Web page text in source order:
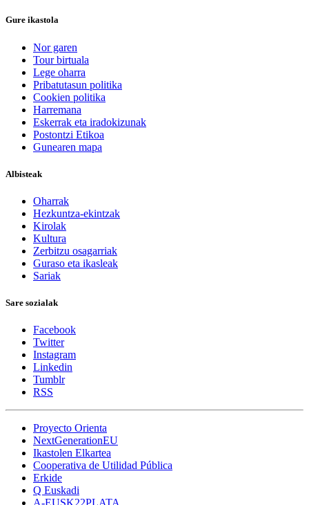
Gure ikastola
Nor garen
Tour birtuala
Lege oharra
Pribatutasun politika
Cookien politika
Harremana
Eskerrak eta iradokizunak
Postontzi Etikoa
Gunearen mapa
Albisteak
Oharrak
Hezkuntza-ekintzak
Kirolak
Kultura
Zerbitzu osagarriak
Guraso eta ikasleak
Sariak
Sare sozialak
Facebook
Twitter
Instagram
Linkedin
Tumblr
RSS
Proyecto Orienta
NextGenerationEU
Ikastolen Elkartea
Cooperativa de Utilidad Pública
Erkide
Q Euskadi